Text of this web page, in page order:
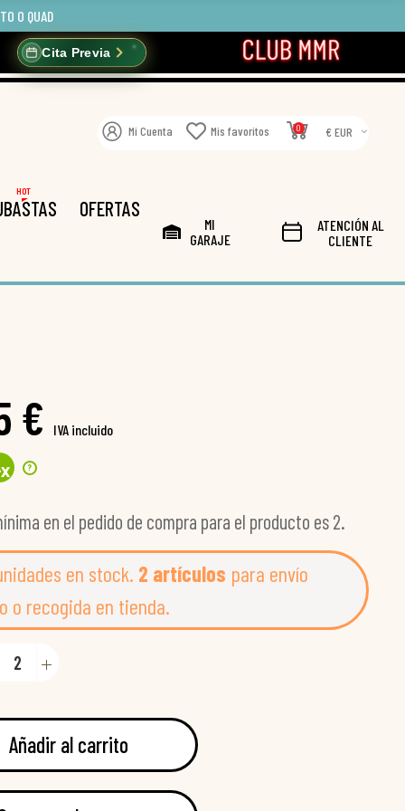
O QUAD
Cita Previa
Mi Cuenta Mis favoritos 0 € EUR
HOT
OFERTAS
MI
GARAJE
ATENCIÓN AL
CLIENTE
€ IVA incluido
x ?
en el pedido de compra para el producto es 2.
en stock. 2 artículos para envío
o recogida en tienda.
Añadir al carrito